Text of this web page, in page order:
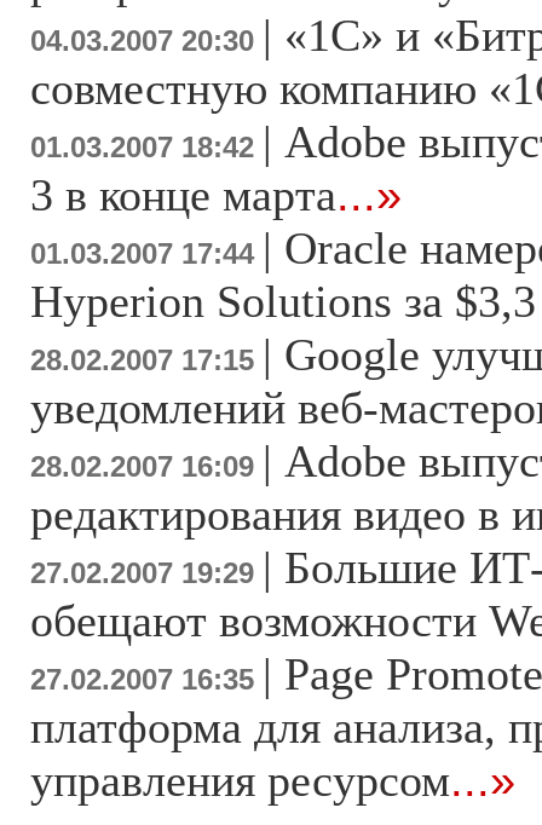
04.03.2007 20:30 | «1С» и
совместную компанию
01.03.2007 18:42 | Adobe
3 в конце марта...»
01.03.2007 17:44 | Oracle
Hyperion Solutions за
28.02.2007 17:15 | Google
уведомлений веб-
28.02.2007 16:09 | Adobe
редактирования видео в
27.02.2007 19:29 | Большие
обещают возможности
27.02.2007 16:35 | Page
платформа для анализа,
управления ресурсом...»